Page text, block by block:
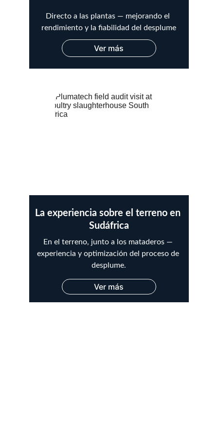
Directo a las plantas — mejorando el
rendimiento y la fiabilidad del desplume
Ver más
La experiencia sobre el terreno en
Sudáfrica
Ver más
En el terreno, junto a los mataderos —
experiencia y optimización del proceso de
desplume.